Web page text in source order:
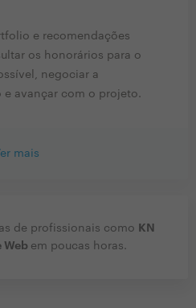
e recomendações
os honorários para o
negociar a
avançar com o projeto.
mais
de profissionais como KN
Web em poucas horas.